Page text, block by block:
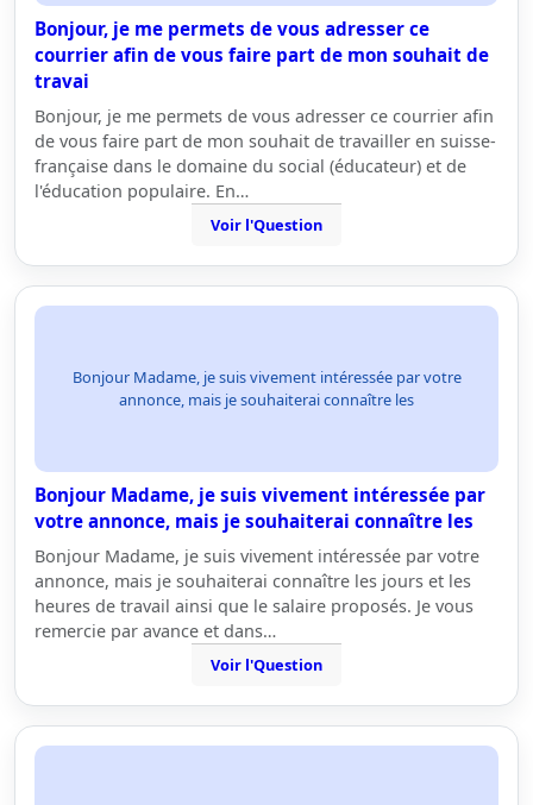
Bonjour, je me permets de vous adresser ce
courrier afin de vous faire part de mon souhait de
travai
Bonjour, je me permets de vous adresser ce courrier afin
de vous faire part de mon souhait de travailler en suisse-
française dans le domaine du social (éducateur) et de
l'éducation populaire. En…
Voir l'Question
Bonjour Madame, je suis vivement intéressée par votre
annonce, mais je souhaiterai connaître les
Bonjour Madame, je suis vivement intéressée par
votre annonce, mais je souhaiterai connaître les
Bonjour Madame, je suis vivement intéressée par votre
annonce, mais je souhaiterai connaître les jours et les
heures de travail ainsi que le salaire proposés. Je vous
remercie par avance et dans…
Voir l'Question